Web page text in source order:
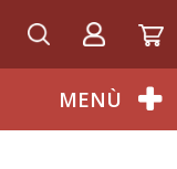
MENÙ